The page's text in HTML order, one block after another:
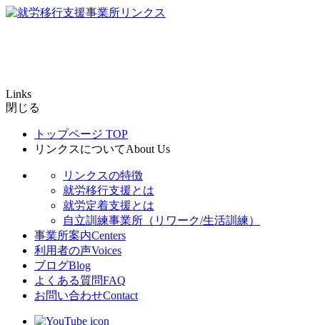
Links
閉じる
トップページ TOP
リンクスについてAbout Us
リンクスの特徴
就労移行支援とは
就労定着支援とは
自立訓練事業所（リワーク/生活訓練）
事業所案内Centers
利用者の声Voices
ブログBlog
よくある質問FAQ
お問い合わせContact